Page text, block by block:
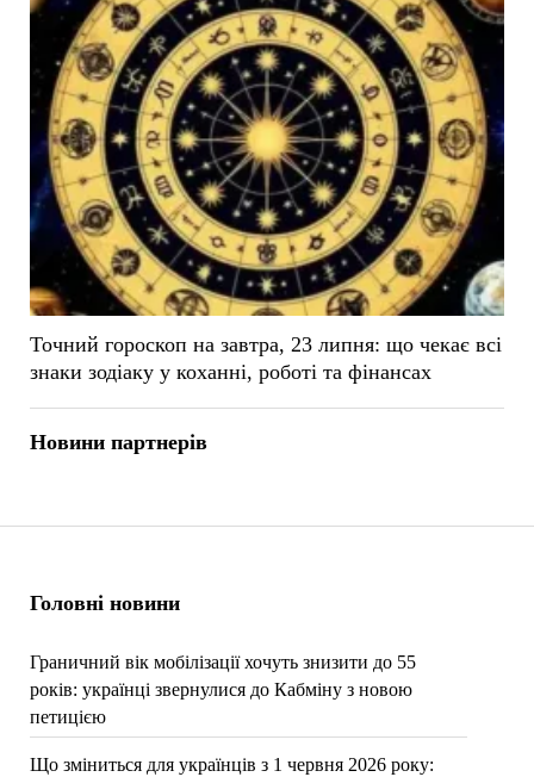
Головні новини
Граничний вік мобілізації хочуть знизити до 55
років: українці звернулися до Кабміну з новою
петицією
Що зміниться для українців з 1 червня 2026 року:
Точний гороскоп на завтра, 23 липня: що чекає всі
знаки зодіаку у коханні, роботі та фінансах
Новини партнерів